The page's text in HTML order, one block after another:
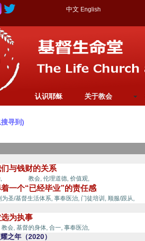
中文 English
认识耶稣 关于教会
寻到)
与钱财的关系
教会, 伦理道德, 价值观,
一个“已经毕业”的责任感
为圣/基督生活体系, 事奉医治, 门徒培训, 顺服/跟从,
为执事
教会, 基督的身体, 合一, 事奉医治,
之年（2020）